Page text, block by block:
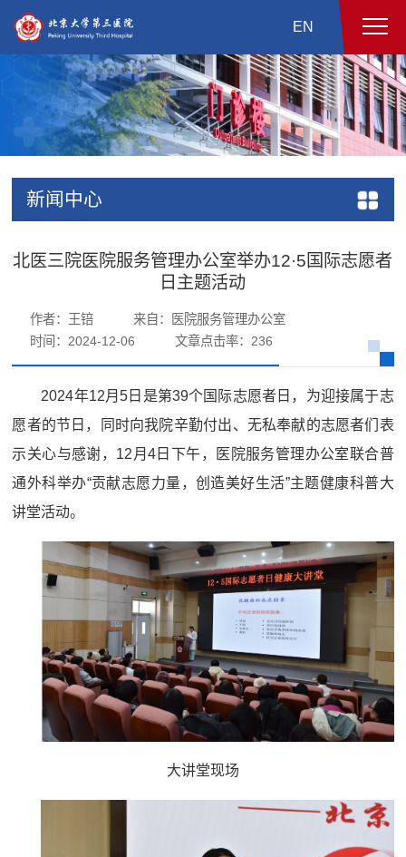
EN
新闻中心
北医三院医院服务管理办公室举办12·5国际志愿者
日主题活动
作者：王锫
来自：医院服务管理办公室
时间：2024-12-06
文章点击率： 236
2024年12月5日是第39个国际志愿者日，为迎接属于志
愿者的节日，同时向我院辛勤付出、无私奉献的志愿者们表
示关心与感谢，12月4日下午，医院服务管理办公室联合普
通外科举办“贡献志愿力量，创造美好生活”主题健康科普大
讲堂活动。
大讲堂现场